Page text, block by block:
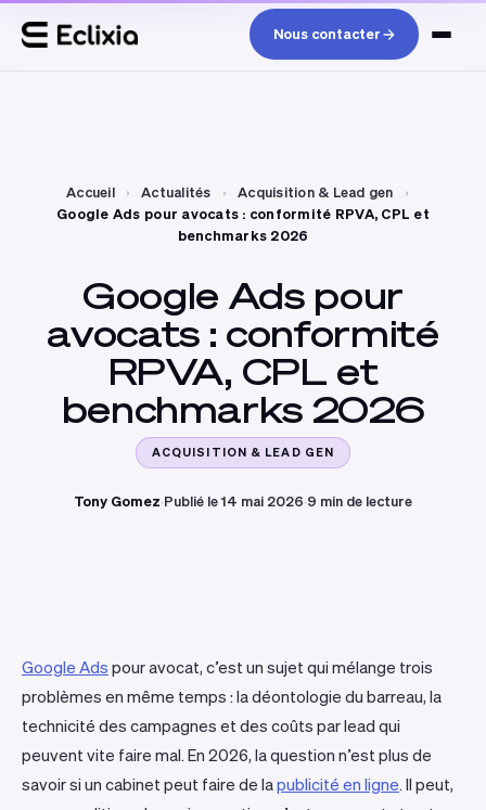
Nous contacter
Accueil › Actualités › Acquisition & Lead gen
›
Google Ads pour avocats : conformité RPVA, CPL et
benchmarks 2026
Google Ads pour
avocats : conformité
RPVA, CPL et
benchmarks 2026
ACQUISITION & LEAD GEN
Tony Gomez·Publié le 14 mai 2026·9 min de lecture
Google Ads pour avocat, c’est un sujet qui mélange trois
problèmes en même temps : la déontologie du barreau, la
technicité des campagnes et des coûts par lead qui
peuvent vite faire mal. En 2026, la question n’est plus de
savoir si un cabinet peut faire de lapublicité en ligne. Il peut,